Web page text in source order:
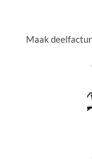
Maak